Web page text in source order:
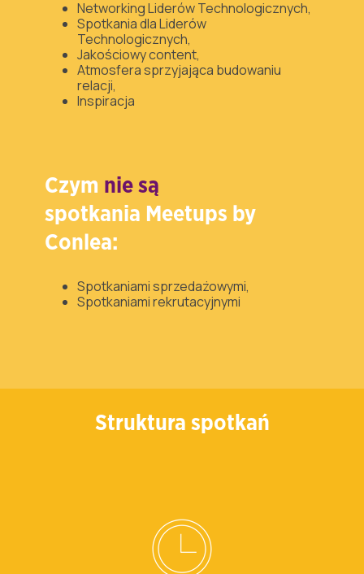
Networking Liderów Technologicznych,
Spotkania dla Liderów
Technologicznych,
Jakościowy content,
Atmosfera sprzyjająca budowaniu
relacji,
Inspiracja
Czym nie są
spotkania Meetups by
Conlea:
Spotkaniami sprzedażowymi,
Spotkaniami rekrutacyjnymi
Struktura spotkań